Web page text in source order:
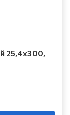
25,4х300,